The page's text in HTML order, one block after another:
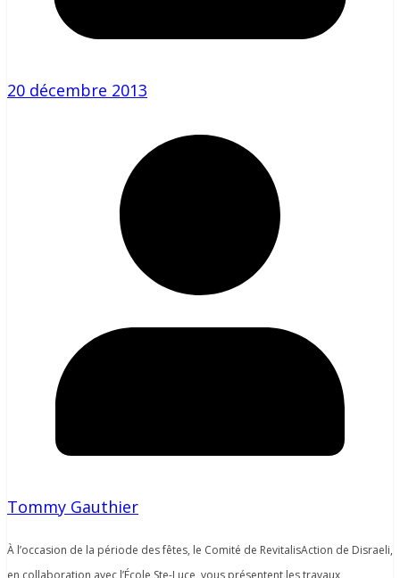
20 décembre 2013
Tommy Gauthier
À l’occasion de la période des fêtes, le Comité de RevitalisAction de Disraeli,
en collaboration avec l’École Ste-Luce, vous présentent les travaux